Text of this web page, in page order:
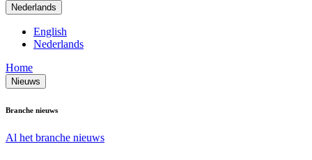
Nederlands
English
Nederlands
Home
Nieuws
Branche nieuws
Al het branche nieuws